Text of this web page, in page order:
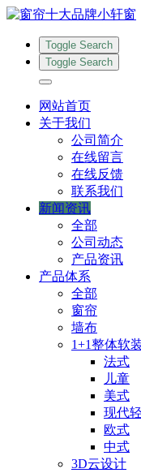
Toggle Search
Toggle Search
网站首页
关于我们
公司简介
在线留言
在线反馈
联系我们
新闻资讯
全部
公司动态
产品资讯
产品体系
全部
窗帘
墙布
1+1整体软
法式
儿童
美式
现代
欧式
中式
3D云设计